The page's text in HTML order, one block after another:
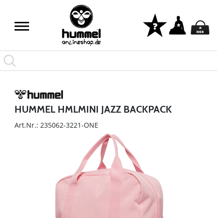
HUMMEL HMLMINI JAZZ BACKPACK
Art.Nr.: 235062-3221-ONE